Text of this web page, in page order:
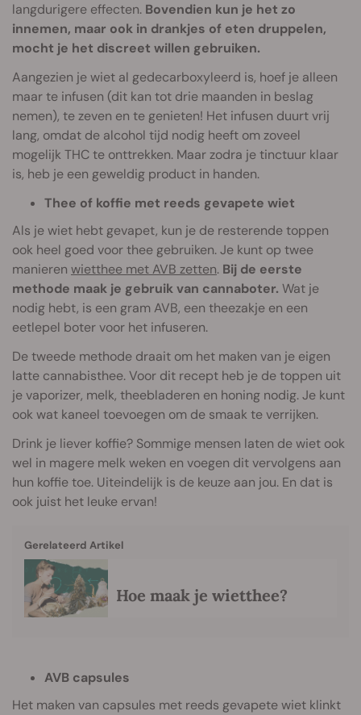
langdurigere effecten. Bovendien kun je het zo
innemen, maar ook in drankjes of eten druppelen,
mocht je het discreet willen gebruiken.
Aangezien je wiet al gedecarboxyleerd is, hoef je alleen
maar te infusen (dit kan tot drie maanden in beslag
nemen), te zeven en te genieten! Het infusen duurt vrij
lang, omdat de alcohol tijd nodig heeft om zoveel
mogelijk THC te onttrekken. Maar zodra je tinctuur klaar
is, heb je een geweldig product in handen.
Thee of koffie met reeds gevapete wiet
Als je wiet hebt gevapet, kun je de resterende toppen
ook heel goed voor thee gebruiken. Je kunt op twee
manieren wietthee met AVB zetten. Bij de eerste
methode maak je gebruik van cannaboter. Wat je
nodig hebt, is een gram AVB, een theezakje en een
eetlepel boter voor het infuseren.
De tweede methode draait om het maken van je eigen
latte cannabisthee. Voor dit recept heb je de toppen uit
je vaporizer, melk, theebladeren en honing nodig. Je kunt
ook wat kaneel toevoegen om de smaak te verrijken.
Drink je liever koffie? Sommige mensen laten de wiet ook
wel in magere melk weken en voegen dit vervolgens aan
hun koffie toe. Uiteindelijk is de keuze aan jou. En dat is
ook juist het leuke ervan!
Gerelateerd Artikel
Hoe maak je wietthee?
AVB capsules
Het maken van capsules met reeds gevapete wiet klinkt